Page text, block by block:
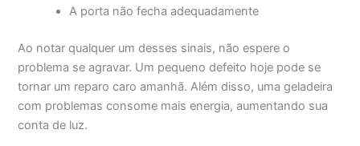
A porta não fecha adequadamente
Ao notar qualquer um desses sinais, não espere o
problema se agravar. Um pequeno defeito hoje pode se
tornar um reparo caro amanhã. Além disso, uma geladeira
com problemas consome mais energia, aumentando sua
conta de luz.